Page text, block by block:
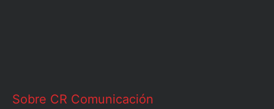
Sobre CR Comunicación